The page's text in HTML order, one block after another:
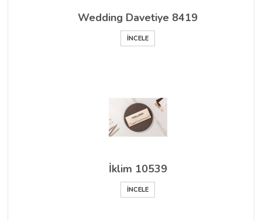
Wedding Davetiye 8419
İNCELE
İklim 10539
İNCELE